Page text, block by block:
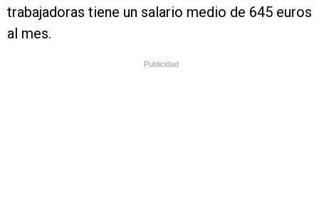
trabajadoras tiene un salario medio de 645 euros
al mes.
Publicidad